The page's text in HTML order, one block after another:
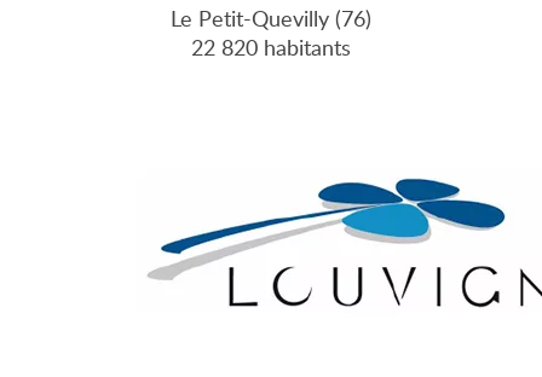
Le Petit-Quevilly (76)
22 820 habitants